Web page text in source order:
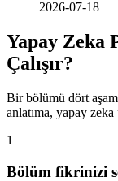
2026-07-18
Yapay Zeka
Çalışır?
Bir bölümü dört
anlatıma, yapay
1
Bölüm fikrinizi